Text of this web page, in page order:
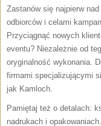
Zastanów się najpierw nad
odbiorców i celami
Przyciągnąć nowych
eventu? Niezależnie od
oryginalność wykonania.
firmami specjalizującymi
jak Kamloch.
Pamiętaj też o detalach:
nadrukach i